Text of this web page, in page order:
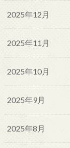
2025年12月
2025年11月
2025年10月
2025年9月
2025年8月